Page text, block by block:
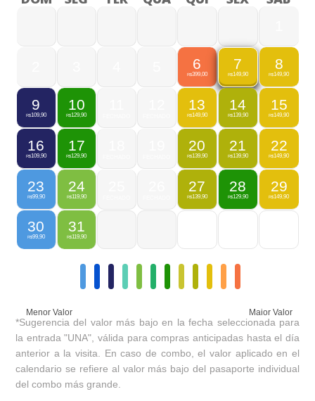
6
R$399,00
7
R$149,90
8
R$149,90
9
R$109,90
10
R$129,90
13
R$149,90
14
R$139,90
15
R$149,90
16
R$109,90
17
R$129,90
20
R$139,90
21
R$139,90
22
R$149,90
23
R$99,90
24
R$119,90
27
R$139,90
28
R$129,90
29
R$149,90
30
R$99,90
31
R$119,90
Menor Valor Maior Valor
*Sugerencia del valor más bajo en la fecha seleccionada para
la entrada "UNA", válida para compras anticipadas hasta el día
anterior a la visita. En caso de combo, el valor aplicado en el
calendario se refiere al valor más bajo del pasaporte individual
del combo más grande.